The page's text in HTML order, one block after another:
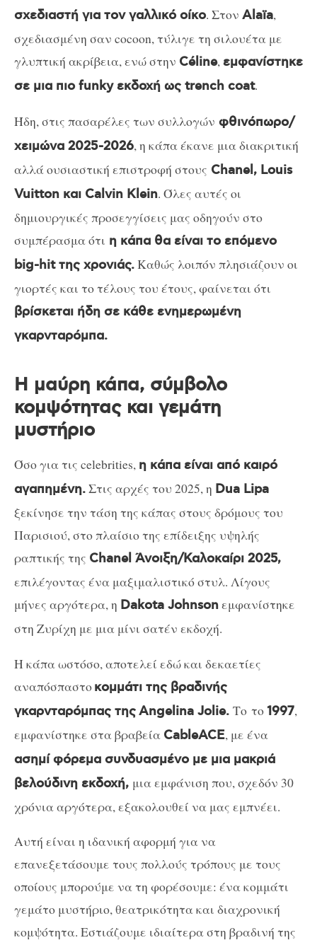
σχεδιαστή για τον γαλλικό οίκο. Στον Alaïa,
σχεδιασμένη σαν cocoon, τύλιγε τη σιλουέτα με
γλυπτική ακρίβεια, ενώ στην Céline, εμφανίστηκε
σε μια πιο funky εκδοχή ως trench coat.
Ήδη, στις πασαρέλες των συλλογών φθινόπωρο/
χειμώνα 2025-2026, η κάπα έκανε μια διακριτική
αλλά ουσιαστική επιστροφή στους Chanel, Louis
Vuitton και Calvin Klein. Όλες αυτές οι
δημιουργικές προσεγγίσεις μας οδηγούν στο
συμπέρασμα ότι η κάπα θα είναι το επόμενο
big-hit της χρονιάς.Καθώς λοιπόν πλησιάζουν οι
γιορτές και το τέλους του έτους, φαίνεται ότι
βρίσκεται ήδη σε κάθε ενημερωμένη
γκαρνταρόμπα.
Η μαύρη κάπα, σύμβολο
κομψότητας και γεμάτη
μυστήριο
Όσο για τις celebrities, η κάπα είναι από καιρό
αγαπημένη.Στις αρχές του 2025, η Dua Lipa
ξεκίνησε την τάση της κάπας στους δρόμους του
Παρισιού, στο πλαίσιο της επίδειξης υψηλής
ραπτικής της Chanel Άνοιξη/Καλοκαίρι 2025,
επιλέγοντας ένα μαξιμαλιστικό στυλ. Λίγους
μήνες αργότερα, η Dakota Johnsonεμφανίστηκε
στη Ζυρίχη με μια μίνι σατέν εκδοχή.
Η κάπα ωστόσο, αποτελεί εδώ και δεκαετίες
αναπόσπαστοκομμάτι της βραδινής
γκαρνταρόμπας τηςAngelina Jolie. Το το1997,
εμφανίστηκε στα βραβεία CableACE, με ένα
ασημί φόρεμα συνδυασμένο με μια μακριά
βελούδινη εκδοχή, μια εμφάνιση που, σχεδόν 30
χρόνια αργότερα, εξακολουθεί να μας εμπνέει.
Αυτή είναι η ιδανική αφορμή για να
επανεξετάσουμε τους πολλούς τρόπους με τους
οποίους μπορούμε να τη φορέσουμε: ένα κομμάτι
γεμάτο μυστήριο, θεατρικότητα και διαχρονική
κομψότητα. Εστιάζουμε ιδιαίτερα στη βραδινή της